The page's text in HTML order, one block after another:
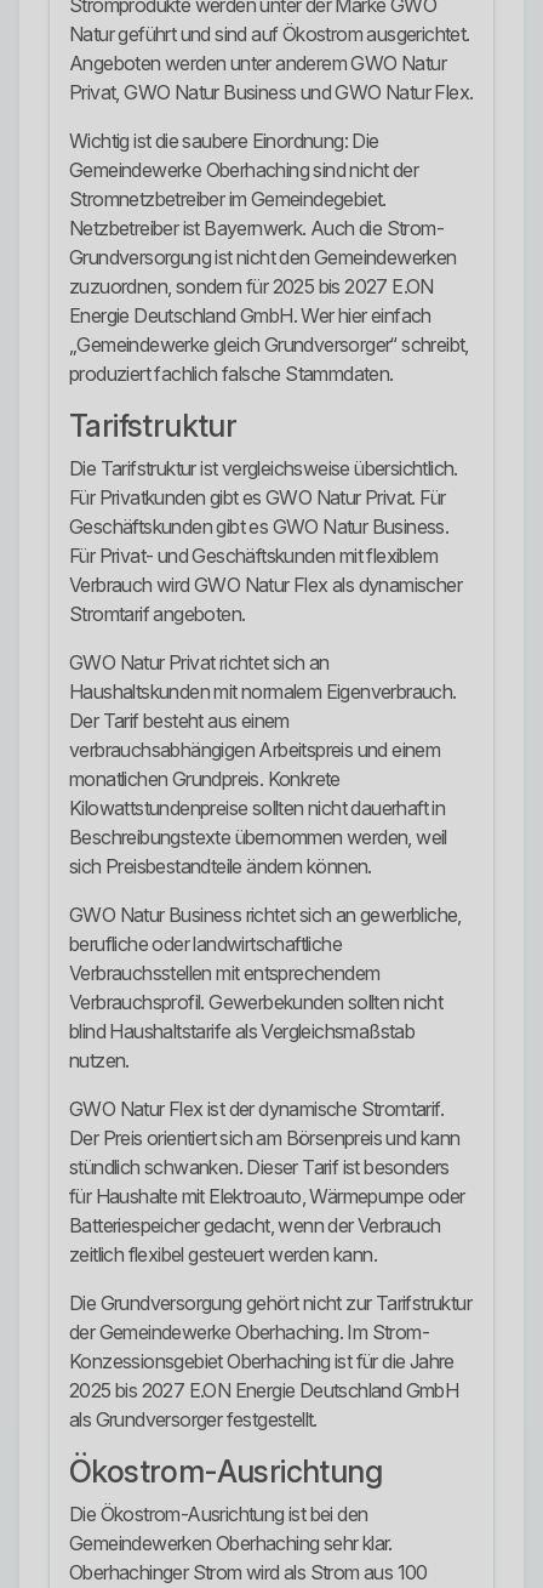
Stromprodukte werden unter der Marke GWO
Natur geführt und sind auf Ökostrom ausgerichtet.
Angeboten werden unter anderem GWO Natur
Privat, GWO Natur Business und GWO Natur Flex.
Wichtig ist die saubere Einordnung: Die
Gemeindewerke Oberhaching sind nicht der
Stromnetzbetreiber im Gemeindegebiet.
Netzbetreiber ist Bayernwerk. Auch die Strom-
Grundversorgung ist nicht den Gemeindewerken
zuzuordnen, sondern für 2025 bis 2027 E.ON
Energie Deutschland GmbH. Wer hier einfach
„Gemeindewerke gleich Grundversorger“ schreibt,
produziert fachlich falsche Stammdaten.
Tarifstruktur
Die Tarifstruktur ist vergleichsweise übersichtlich.
Für Privatkunden gibt es GWO Natur Privat. Für
Geschäftskunden gibt es GWO Natur Business.
Für Privat- und Geschäftskunden mit flexiblem
Verbrauch wird GWO Natur Flex als dynamischer
Stromtarif angeboten.
GWO Natur Privat richtet sich an
Haushaltskunden mit normalem Eigenverbrauch.
Der Tarif besteht aus einem
verbrauchsabhängigen Arbeitspreis und einem
monatlichen Grundpreis. Konkrete
Kilowattstundenpreise sollten nicht dauerhaft in
Beschreibungstexte übernommen werden, weil
sich Preisbestandteile ändern können.
GWO Natur Business richtet sich an gewerbliche,
berufliche oder landwirtschaftliche
Verbrauchsstellen mit entsprechendem
Verbrauchsprofil. Gewerbekunden sollten nicht
blind Haushaltstarife als Vergleichsmaßstab
nutzen.
GWO Natur Flex ist der dynamische Stromtarif.
Der Preis orientiert sich am Börsenpreis und kann
stündlich schwanken. Dieser Tarif ist besonders
für Haushalte mit Elektroauto, Wärmepumpe oder
Batteriespeicher gedacht, wenn der Verbrauch
zeitlich flexibel gesteuert werden kann.
Die Grundversorgung gehört nicht zur Tarifstruktur
der Gemeindewerke Oberhaching. Im Strom-
Konzessionsgebiet Oberhaching ist für die Jahre
2025 bis 2027 E.ON Energie Deutschland GmbH
als Grundversorger festgestellt.
Ökostrom-Ausrichtung
Die Ökostrom-Ausrichtung ist bei den
Gemeindewerken Oberhaching sehr klar.
Oberhachinger Strom wird als Strom aus 100